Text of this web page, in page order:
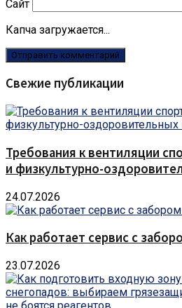
Сайт
Капча загружается...
Свежие публикации
Требования к вентиляции
и физкультурно-
24.07.2026
Как работает сервис с
23.07.2026